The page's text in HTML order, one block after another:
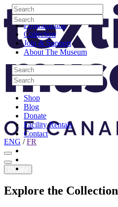
Skip to content
Visit
Programming
Collection
Join & Support
About The Museum
Search
Search
Search
Search
Shop
Blog
Donate
Facility Rentals
Contact
Youtube
Search
Search
Search
Search
Site Logo
ENG /FR
Donate
Explore the Collection